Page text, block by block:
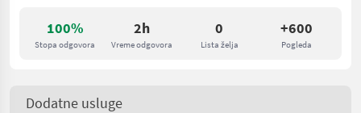
100%
Stopa odgovora
2h
Vreme odgovora
0
Lista želja
+600
Pogleda
Dodatne usluge